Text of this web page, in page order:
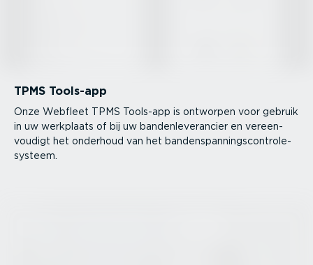
TPMS Tools-app
Onze Webfleet TPMS Tools-app is ontworpen voor gebruik
in uw werkplaats of bij uw banden­le­ve­rancier en vereen­
voudigt het onderhoud van het banden­span­nings­con­tro­le­
systeem.